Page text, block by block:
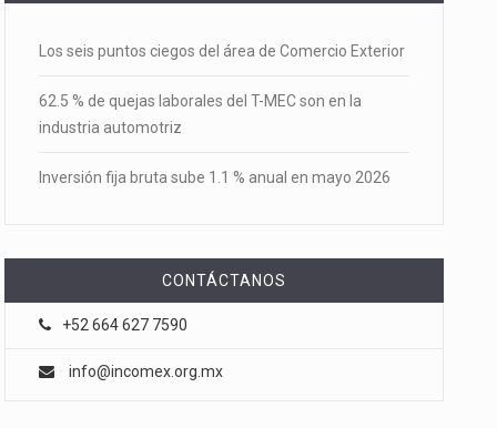
Los seis puntos ciegos del área de Comercio Exterior
62.5 % de quejas laborales del T-MEC son en la
industria automotriz
Inversión fija bruta sube 1.1 % anual en mayo 2026
CONTÁCTANOS
+52 664 627 7590
info@incomex.org.mx